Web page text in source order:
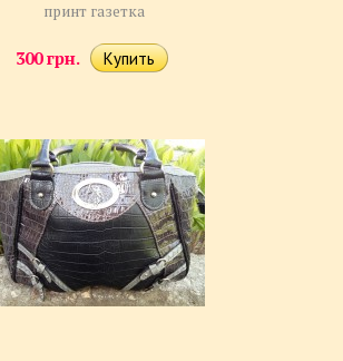
принт газетка
300 грн.